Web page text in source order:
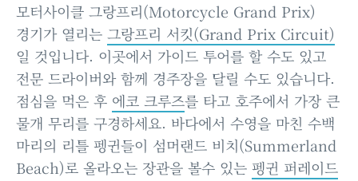
모터사이클 그랑프리(Motorcycle Grand Prix)
경기가 열리는 그랑프리 서킷(Grand Prix Circuit)
일 것입니다. 이곳에서 가이드 투어를 할 수도 있고
전문 드라이버와 함께 경주장을 달릴 수도 있습니다.
점심을 먹은 후 에코 크루즈를 타고 호주에서 가장 큰
물개 무리를 구경하세요. 바다에서 수영을 마친 수백
마리의 리틀 펭귄들이 섬머랜드 비치(Summerland
Beach)로 올라오는 장관을 볼수 있는 펭귄 퍼레이드